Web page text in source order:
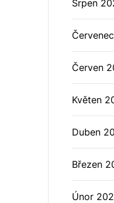
Srpen
Červen
Květen
Duben
Březen
Únor